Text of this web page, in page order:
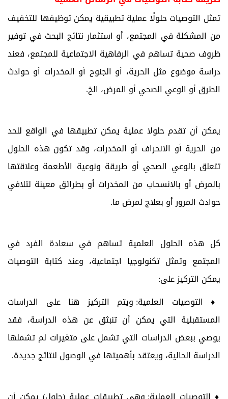
تمثل التوصيات حلولًا عملية تطبيقية يمكن توظيفها للتخفيف
من المشكلة في المجتمع، أو استثمار نتائج البحث في توفير
ظروف صحية تساهم في الرفاهية الاجتماعية للمجتمع، فعند
دراسة موضوع مثل الحرية، أو الجنوح أو المخدرات أو حوادث
الطرق أو الوعي الصحي أو المرض، الخ.
يمكن أن تقدم حلولا عملية يمكن تطبيقها في الواقع للحد
من الحرية أو الانحراف أو المخدرات، وقد تكون هذه الحلول
تتعلق بالوعي الصحي أو طريقة ونوعية الأطعمة وعلاقتها
بالمرض أو بالانسحاب من المخدرات أو بطرائق معينة لتلافي
حوادث المرور أو بعلاج لمرض ما.
كل هذه الحلول العلمية تساهم في سعادة الفرد في
المجتمع وتمثل تكنولوجيا اجتماعية، وعند كتابة التوصيات
يمكن التركيز على:
♦ التوصيات العلمية: ويتم التركيز هنا على الدراسات
المستقبلية التي يمكن أن تنبثق عن هذه الدراسة، فقد
يوصي ببعض الدراسات التي تشمل على متغيرات لم تشملها
الدراسة الحالية، ويعتقد بأهميتها في الوصول لنتائج جديدة.